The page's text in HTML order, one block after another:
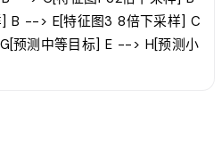
B --> E[特征图3 8倍下采样] C
预测中等目标] E --> H[预测小